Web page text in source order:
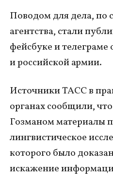
Поводом для дела, по
агентства, стали
фейсбуке и телеграме
и российской армии.
Источники ТАСС в
органах сообщили,
Гозманом материалы
лингвистическое
которого было
искажение